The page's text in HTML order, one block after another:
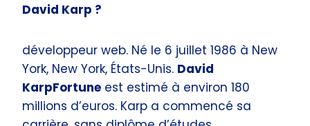
David Karp ?
développeur web. Né le 6 juillet 1986 à New
York, New York, États-Unis. David
KarpFortune est estimé à environ 180
millions d’euros. Karp a commencé sa